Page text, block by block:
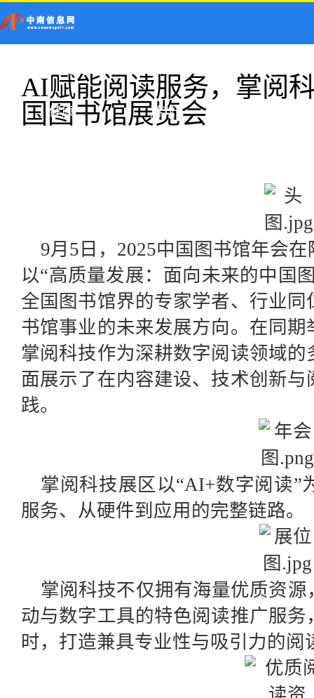
健康 游戏
AI赋能阅读服务，掌阅
国图书馆展览会
9月5日，2025中国图书馆年会
以“高质量发展：面向未来的中国
全国图书馆界的专家学者、行业
书馆事业的未来发展方向。在同
掌阅科技作为深耕数字阅读领域
面展示了在内容建设、技术创新
践。
掌阅科技展区以“AI+数字阅读”
服务、从硬件到应用的完整链路。
掌阅科技不仅拥有海量优质资
动与数字工具的特色阅读推广服
时，打造兼具专业性与吸引力的阅